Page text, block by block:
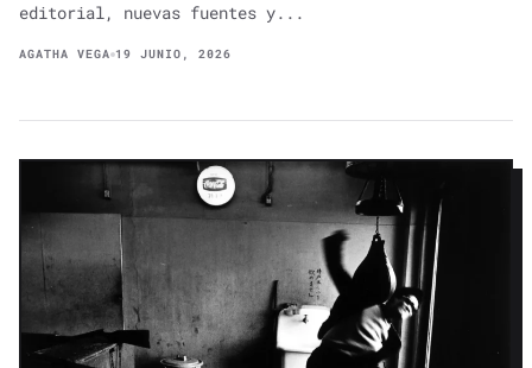
editorial, nuevas fuentes y...
AGATHA VEGA 19 JUNIO, 2026